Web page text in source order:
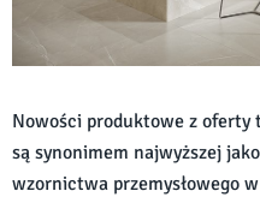
Nowości produktowe z oferty
są synonimem najwyższej
wzornictwa przemysłowego